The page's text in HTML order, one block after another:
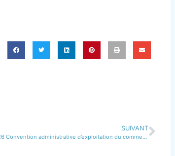
SUIVANT
DE_041_2026 Convention administrative d’exploitation du commerce café de la vallée